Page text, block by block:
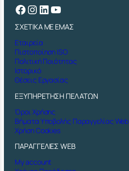
Facebook Instagram Linkedin YouTube
ΣΧΕΤΙΚΑ ΜΕ ΕΜΑΣ
Εταιρεία
Πιστοποίηση ISO
Πολιτική Ποιότητας
Ιστορικό
Θέσεις Εργασίας
ΕΞΥΠΗΡΕΤΗΣΗ ΠΕΛΑΤΩΝ
Όροι Χρήσης
Βήματα Υποβολής Παραγγελίας Web
Χρήση Cookies
ΠΑΡΑΓΓΕΛΙΕΣ WEB
My account